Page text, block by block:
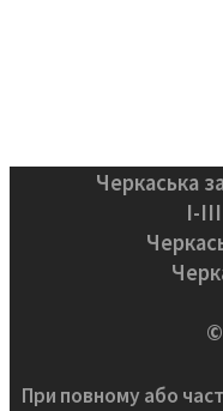
Черкаська
І-
При повному або